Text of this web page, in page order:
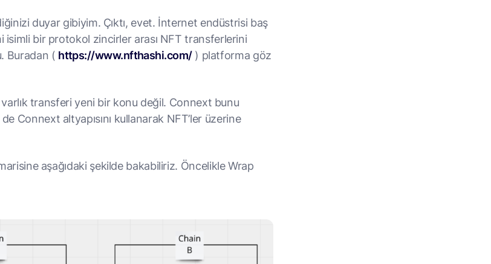
duyar gibiyim. Çıktı, evet. İnternet endüstrisi baş
isimli bir protokol zincirler arası NFT transferlerini
Buradan ( https://www.nfthashi.com/) platforma göz
varlık transferi yeni bir konu değil. Connext bunu
Connext altyapısını kullanarak NFT’ler üzerine
aşağıdaki şekilde bakabiliriz. Öncelikle Wrap